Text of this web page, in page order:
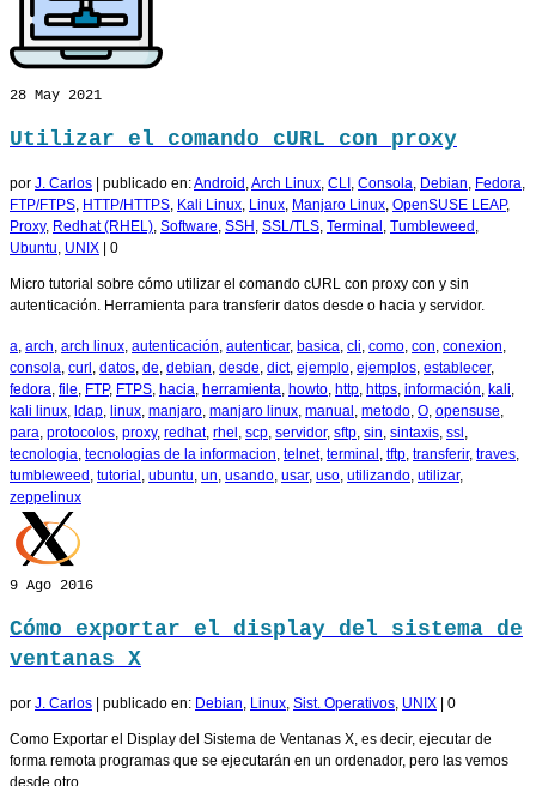
28 May 2021
Utilizar el comando cURL con proxy
por J. Carlos publicado en:Android ,Arch Linux, CLI , Consola, Debian, Fedora,
FTP/FTPS, HTTP/HTTPS, Kali Linux, Linux, Manjaro Linux, OpenSUSE LEAP,
Proxy, Redhat (RHEL), Software, SSH , SSL/TLS, Terminal , Tumbleweed ,
Ubuntu, UNIX 0
Micro tutorial sobre cómo utilizar el comando cURL con proxy con y sin
autenticación. Herramienta para transferir datos desde o hacia y servidor.
a, arch, arch linux, autenticación, autenticar, basica, cli, como, con, conexion,
consola, curl , datos, de, debian, desde, dict, ejemplo, ejemplos, establecer,
fedora, file, FTP, FTPS, hacia, herramienta, howto, http, https, información, kali,
kali linux, ldap, linux, manjaro, manjaro linux, manual , metodo, O, opensuse,
para, protocolos, proxy, redhat, rhel , scp, servidor, sftp, sin, sintaxis, ssl ,
tecnologia, tecnologias de la informacion, telnet, terminal , tftp, transferir, traves,
tumbleweed , tutorial , ubuntu, un, usando, usar, uso, utilizando, utilizar,
zeppelinux
9 Ago 2016
Cómo exportar el display del sistema de
ventanas X
por J. Carlos publicado en: Debian, Linux, Sist. Operativos, UNIX 0
Como Exportar el Display del Sistema de Ventanas X, es decir, ejecutar de
forma remota programas que se ejecutarán en un ordenador, pero las vemos
desde otro.